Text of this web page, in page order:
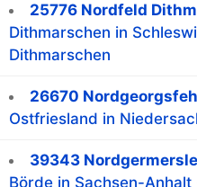
25776 Nordfeld
Dithmarschen in
Dithmarschen
26670
Ostfriesland in
39343
Börde in Sachsen-Anhalt